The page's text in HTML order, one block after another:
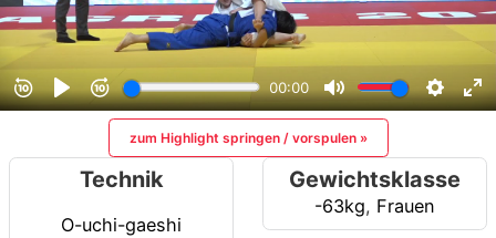
zum Highlight springen / vorspulen »
Technik
O-uchi-gaeshi
Gewichtsklasse
-63kg, Frauen